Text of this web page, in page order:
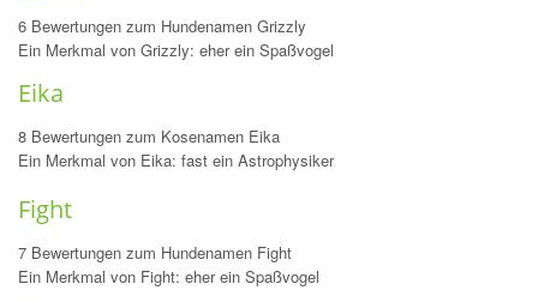
6 Bewertungen zum Hundenamen Grizzly
Ein Merkmal von Grizzly: eher ein Spaßvogel
Eika
8 Bewertungen zum Kosenamen Eika
Ein Merkmal von Eika: fast ein Astrophysiker
Fight
7 Bewertungen zum Hundenamen Fight
Ein Merkmal von Fight: eher ein Spaßvogel